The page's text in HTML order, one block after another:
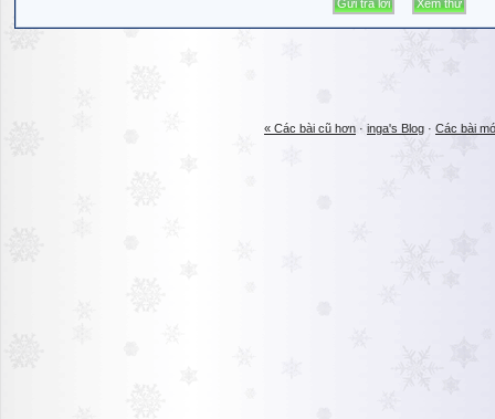
« Các bài cũ hơn · inga's Blog · Các bài